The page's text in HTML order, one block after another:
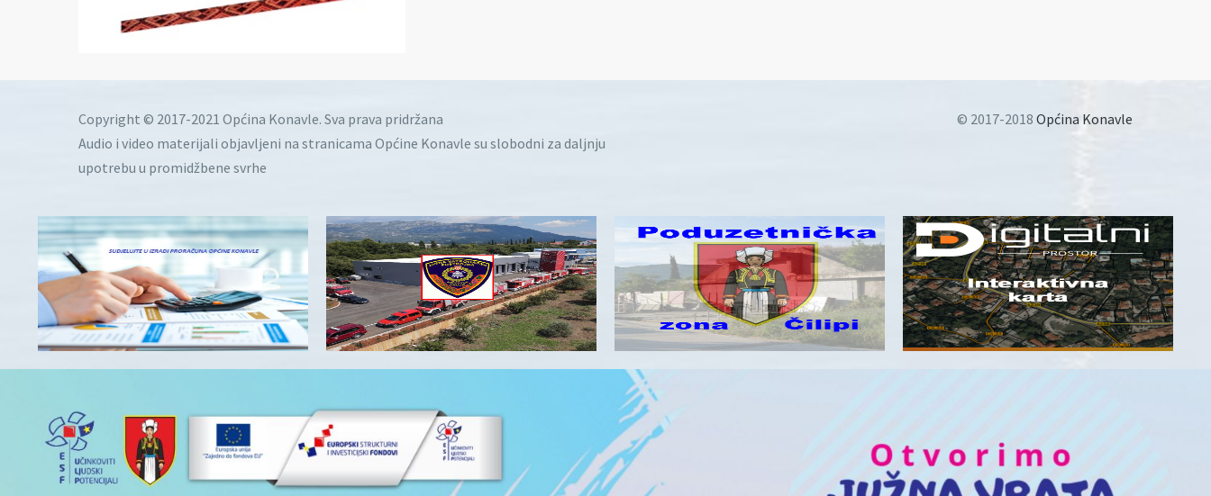
Copyright © 2017-2021 Općina Konavle. Sva prava pridržana
Audio i video materijali objavljeni na stranicama Općine Konavle su slobodni za daljnju
upotrebu u promidžbene svrhe
© 2017-2018 Općina Konavle